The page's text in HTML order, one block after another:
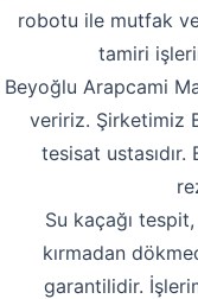
robotu ile mutfak
tamiri
Beyoğlu Arapcami
veririz. Şirketimiz
tesisat
Su kaçağı
kırmadan
garantilidir.